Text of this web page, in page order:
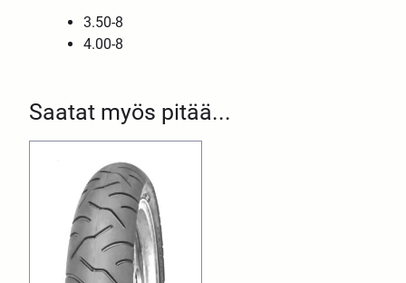
Saatat myös pitää...
3.50-8
4.00-8